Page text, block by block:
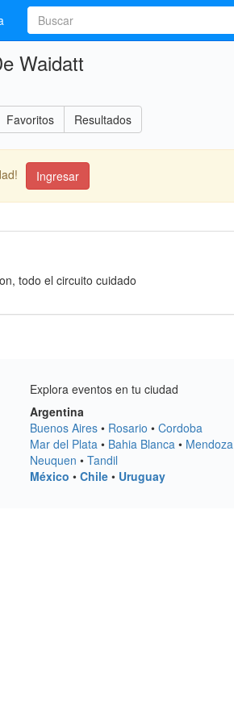
Waidatt
Favoritos Resultados
Ingresar
todo el circuito cuidado
Explora eventos en tu ciudad
Argentina
Buenos Aires • Rosario •Cordoba
Mar del Plata • Bahia Blanca • Mendoza
Neuquen •Tandil
México •Chile • Uruguay